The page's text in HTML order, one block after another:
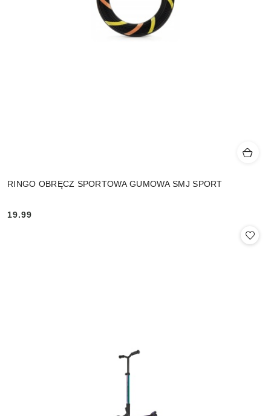
RINGO OBRĘCZ SPORTOWA GUMOWA SMJ SPORT
Cena:
19.99